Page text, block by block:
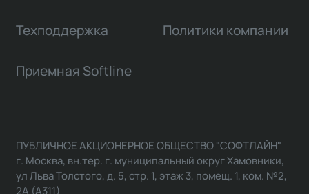
Техподдержка Политики компании
Приемная Softline
ПУБЛИЧНОЕ АКЦИОНЕРНОЕ ОБЩЕСТВО "СОФТЛАЙН"
г. Москва, вн.тер. г. муниципальный округ Хамовники,
ул Льва Толстого, д. 5, стр. 1, этаж 3, помещ. 1, ком. №2,
2А (А311)